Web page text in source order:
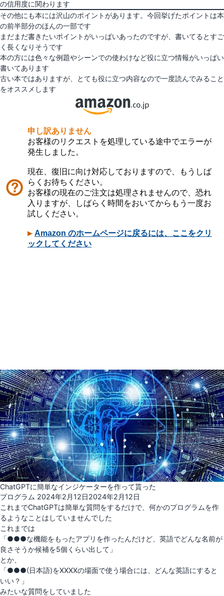
の信用度に関わります
その他にも本には沢山のポイントがあります。今回挙げたポイントは本
の前半部分のほんの一部です
まだまだ書きたいポイントがいっぱいあったのですが、書いてるとすご
く長くなりそうです
本の方には色々な例題やシーンでの使わけなど役に立つ情報がいっぱい
書いてあります
古い本ではありますが、とても役に立つ内容なので一度読んでみること
をオススメします
ChatGPTに簡単なインジケーターを作って貰った
プログラム 投
稿
日:
2024年2月12日2024年2月12日
これまでChatGPTは簡単な質問をするだけで、何かのプログラムを作
るようなことはしていませんでした
これまでは
「●●●な機能をもったアプリを作ったんだけど、英語でどんな名前が
良さそうか候補を5個くらい出して」
とか、
「●●●(日本語)をXXXXの場面で使う場合には、どんな英語にすると
いい？」
みたいな質問をしていました